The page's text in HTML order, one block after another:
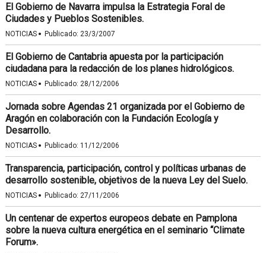
El Gobierno de Navarra impulsa la Estrategia Foral de
Ciudades y Pueblos Sostenibles.
NOTICIAS · Publicado: 23/3/2007
El Gobierno de Cantabria apuesta por la participación
ciudadana para la redacción de los planes hidrológicos.
NOTICIAS · Publicado: 28/12/2006
Jornada sobre Agendas 21 organizada por el Gobierno de
Aragón en colaboración con la Fundación Ecología y
Desarrollo.
NOTICIAS · Publicado: 11/12/2006
Transparencia, participación, control y políticas urbanas de
desarrollo sostenible, objetivos de la nueva Ley del Suelo.
NOTICIAS · Publicado: 27/11/2006
Un centenar de expertos europeos debate en Pamplona
sobre la nueva cultura energética en el seminario “Climate
Forum».